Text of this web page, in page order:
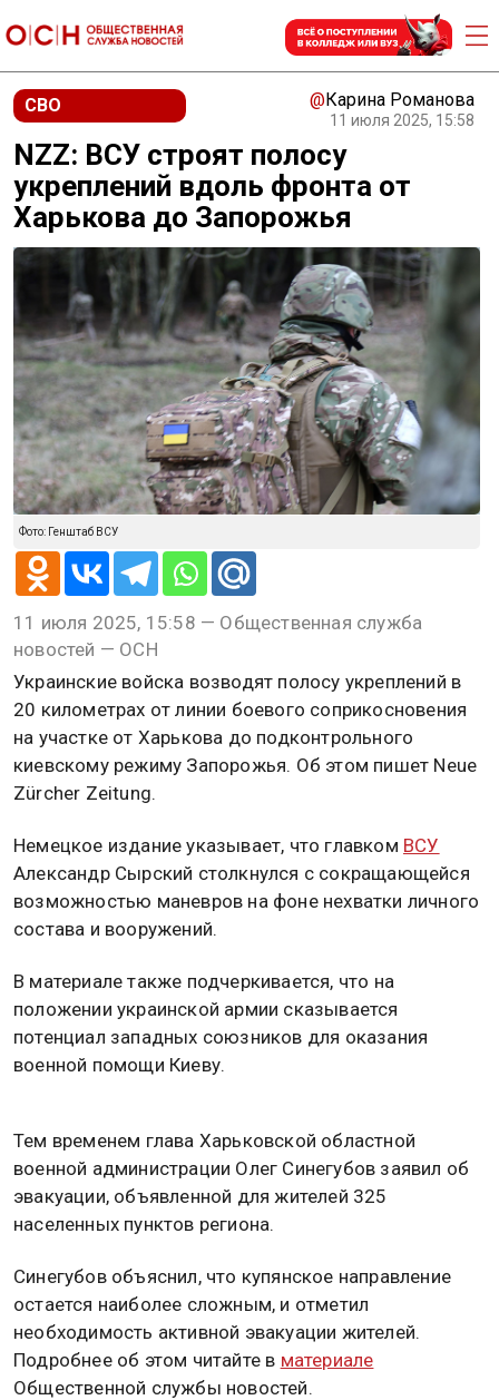
СВО @Карина Романова
11 июля 2025, 15:58
NZZ: ВСУ строят полосу
укреплений вдоль фронта от
Харькова до Запорожья
Фото: Генштаб ВСУ
11 июля 2025, 15:58 — Общественная служба
новостей — ОСН
Украинские войска возводят полосу укреплений в
20 километрах от линии боевого соприкосновения
на участке от Харькова до подконтрольного
киевскому режиму Запорожья. Об этом пишет Neue
Zürcher Zeitung.
Немецкое издание указывает, что главком ВСУ
Александр Сырский столкнулся с сокращающейся
возможностью маневров на фоне нехватки личного
состава и вооружений.
В материале также подчеркивается, что на
положении украинской армии сказывается
потенциал западных союзников для оказания
военной помощи Киеву.
Тем временем глава Харьковской областной
военной администрации Олег Синегубов заявил об
эвакуации, объявленной для жителей 325
населенных пунктов региона.
Синегубов объяснил, что купянское направление
остается наиболее сложным, и отметил
необходимость активной эвакуации жителей.
Подробнее об этом читайте в материале
Общественной службы новостей.